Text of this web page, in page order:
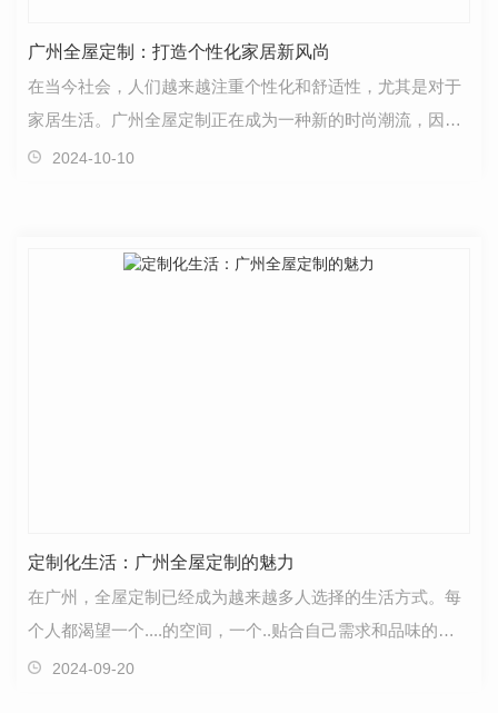
广州全屋定制：打造个性化家居新风尚
在当今社会，人们越来越注重个性化和舒适性，尤其是对于
家居生活。广州全屋定制正在成为一种新的时尚潮流，因为
它可以满足每个家庭独特的需求，为他们打造一个..的…
2024-10-10
定制化生活：广州全屋定制的魅力
在广州，全屋定制已经成为越来越多人选择的生活方式。每
个人都渴望一个....的空间，一个..贴合自己需求和品味的
家。而全屋定制，恰如其分地满足了这一愿望，让生活…
2024-09-20